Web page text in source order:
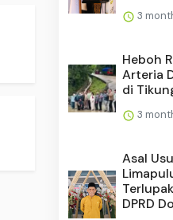
3
Heboh
Arteria
di
3
Asal
DPRD